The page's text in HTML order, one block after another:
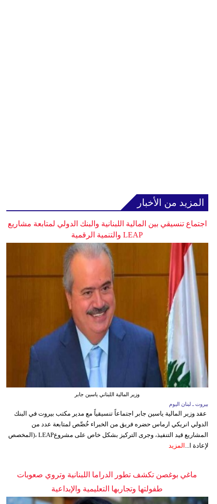
المزيد من الأخبار
اجتماع تنسيقي بين المالية اللبنانية والبنك الدولي لمتابعة مشاريع
LEAP والتنمية الرقمية
وزير المالية اللبناني ياسين جابر
بيروت ـ لبنان اليوم
عقد وزير المالية ياسين جابر اجتماعاً تنسيقياً مع مدير مكتب بيروت في البنك
الدولي انريكي ارماس حضره فريق من الخبراء خُصِّص لمتابعة عدد من
المشاريع قيد التنفيذ، وجرى التركيز بشكل خاص على مشروعLEAP ،(المخصص
لإعادة ا... المزيد
ماغي بوغصن تكشف تطور الدراما اللبنانية وتروي صعوبات
طفولتها وتجاربها التعليمية والإبداعية